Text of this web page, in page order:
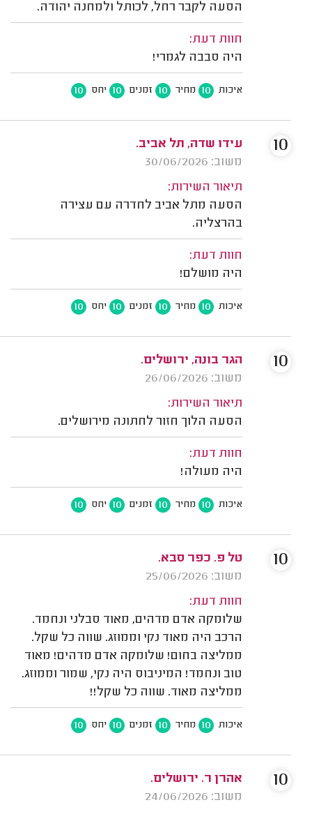
הסעה לקבר רחל, לכותל ולמחנה יהודה.
חוות דעת:
היה סבבה לגמרי!
איכות 10 מחיר 10 זמנים 10 יחס 10
עידו שדה, תל אביב.
משוב: 30/06/2026
תיאור השירות:
הסעה מתל אביב לחדרה עם עצירה
בהרצליה.
חוות דעת:
היה מושלם!
איכות 10 מחיר 10 זמנים 10 יחס 10
10
הגר בונה, ירושלים.
משוב: 26/06/2026
תיאור השירות:
הסעה הלוך חזור לחתונה מירושלים.
חוות דעת:
היה מעולה!
איכות 10 מחיר 10 זמנים 10 יחס 10
10
טל פ. כפר סבא.
משוב: 25/06/2026
חוות דעת:
שלומקה אדם מדהים, מאוד סבלני ונחמד.
הרכב היה מאוד נקי וממוזג. שווה כל שקל.
ממליצה בחום! שלומקה אדם מדהים! מאוד
טוב ונחמד! המיניבוס היה נקי, שמור וממוזג.
ממליצה מאוד. שווה כל שקל!!
איכות 10 מחיר 10 זמנים 10 יחס 10
10
אהרן ר. ירושלים.
משוב: 24/06/2026
10